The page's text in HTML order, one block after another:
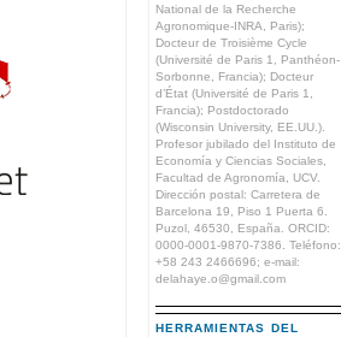
National de la Recherche
Agronomique-INRA, Paris);
Docteur de Troisième Cycle
(Université de Paris 1, Panthéon-
Sorbonne, Francia); Docteur
d’État (Université de Paris 1,
Francia); Postdoctorado
(Wisconsin University, EE.UU.).
Profesor jubilado del Instituto de
Economía y Ciencias Sociales,
Facultad de Agronomía, UCV.
Dirección postal: Carretera de
Barcelona 19, Piso 1 Puerta 6.
Puzol, 46530, España. ORCID:
0000-0001-9870-7386. Teléfono:
+58 243 2466696; e-mail:
delahaye.o@gmail.com
HERRAMIENTAS DEL